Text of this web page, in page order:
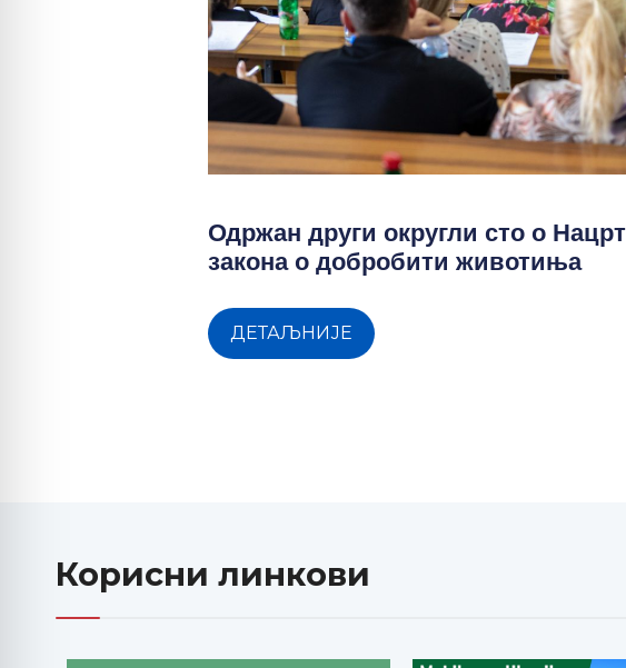
Одржан други округли сто о
закона о добробити животиња
ДЕТАЉНИЈЕ
Корисни линкови